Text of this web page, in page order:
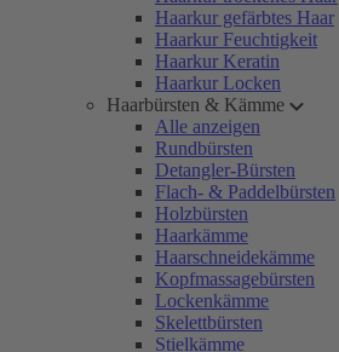
Haarkur gefärbtes Haar
Haarkur Feuchtigkeit
Haarkur Keratin
Haarkur Locken
Haarbürsten & Kämme
Alle anzeigen
Rundbürsten
Detangler-Bürsten
Flach- & Paddelbürsten
Holzbürsten
Haarkämme
Haarschneidekämme
Kopfmassagebürsten
Lockenkämme
Skelettbürsten
Stielkämme